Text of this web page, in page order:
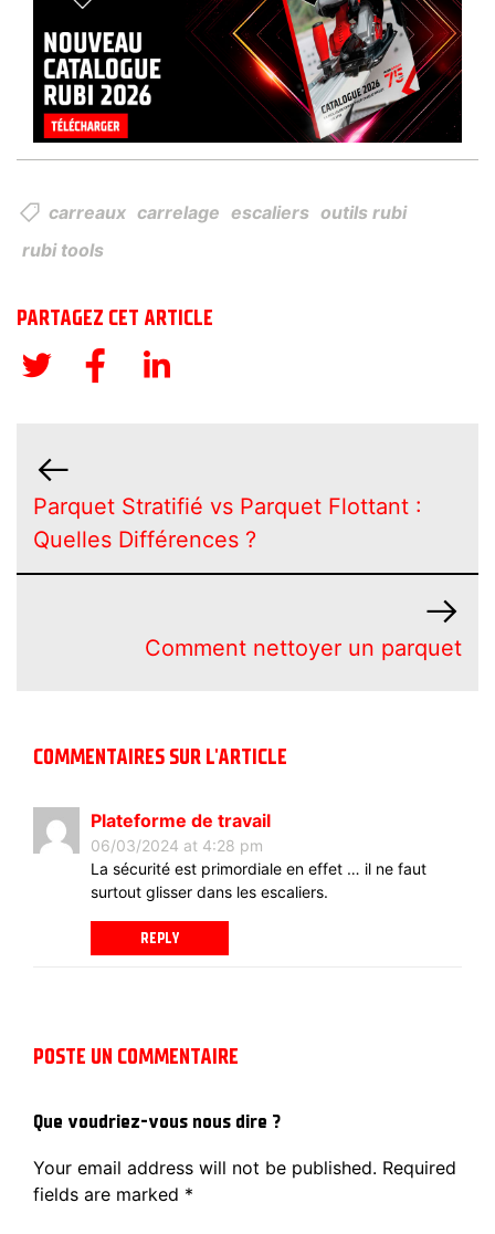
carreaux carrelage escaliers outils rubi
rubi tools
PARTAGEZ CET ARTICLE
Parquet Stratifié vs Parquet Flottant :
Quelles Différences ?
Comment nettoyer un parquet
COMMENTAIRES SUR L'ARTICLE
Plateforme de travail
06/03/2024 at 4:28 pm
La sécurité est primordiale en effet … il ne faut
surtout glisser dans les escaliers.
REPLY
POSTE UN COMMENTAIRE
Que voudriez-vous nous dire ?
Your email address will not be published. Required
fields are marked *